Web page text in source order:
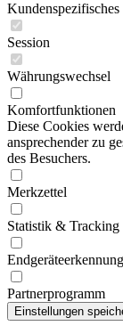
Session
Währungswechsel
Komfortfunktionen
Diese Cookies
ansprechender zu
des Besuchers.
Merkzettel
Statistik & Tracking
Endgeräteerkennung
Partnerprogramm